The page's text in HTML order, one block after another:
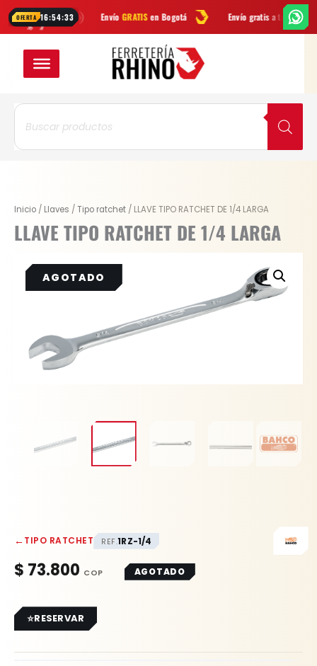
OFERTA 16:54:33Envío GRATISen Bogotá Envío gratis a todo Colombia
Búsqueda
productos
Inicio / Llaves /Tipo ratchet / LLAVE TIPO RATCHET DE 1/4 LARGA
LLAVE TIPO RATCHET DE 1/4 LARGA
←TIPO RATCHET REF.1RZ-1/4
$ 73.800 AGOTADO
RESERVAR